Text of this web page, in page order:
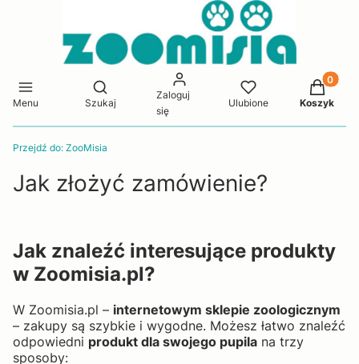
Menu
Otwórz wyszukiwarkę
Szukaj
Zaloguj
się
Ulubione Koszyk
Przejdź do: ZooMisia
Jak złożyć zamówienie?
Jak znaleźć interesujące produkty
w Zoomisia.pl?
W Zoomisia.pl – internetowym sklepie zoologicznym
– zakupy są szybkie i wygodne. Możesz łatwo znaleźć
odpowiedni produkt dla swojego pupila na trzy
sposoby: